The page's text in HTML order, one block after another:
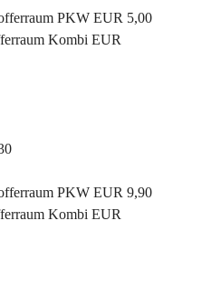
PKW EUR 5,00
Kombi EUR
PKW EUR 9,90
Kombi EUR